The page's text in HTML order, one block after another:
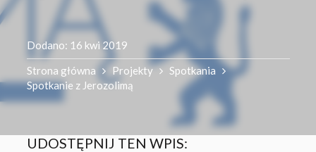
Dodano: 16 kwi 2019
Strona główna
Projekty
Spotkania
Spotkanie z Jerozolimą
UDOSTĘPNIJ TEN WPIS: